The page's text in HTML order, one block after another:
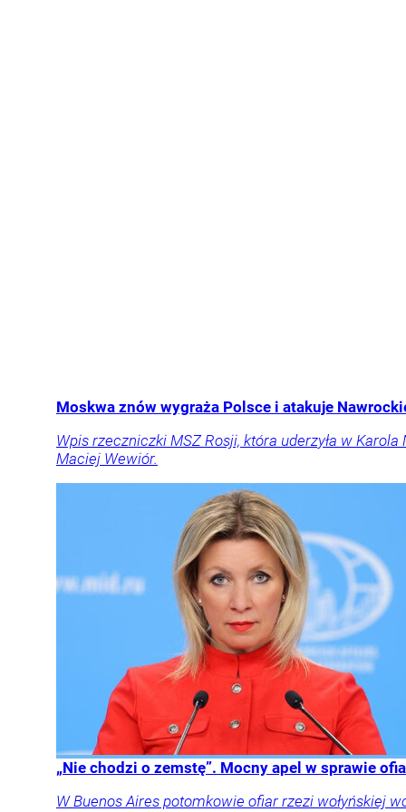
Moskwa znów wygraża Polsce i atakuje
Wpis rzeczniczki MSZ Rosji, która uderzyła w
Maciej Wewiór.
„Nie chodzi o zemstę”. Mocny apel w sprawie
W Buenos Aires potomkowie ofiar rzezi wołyńskiej